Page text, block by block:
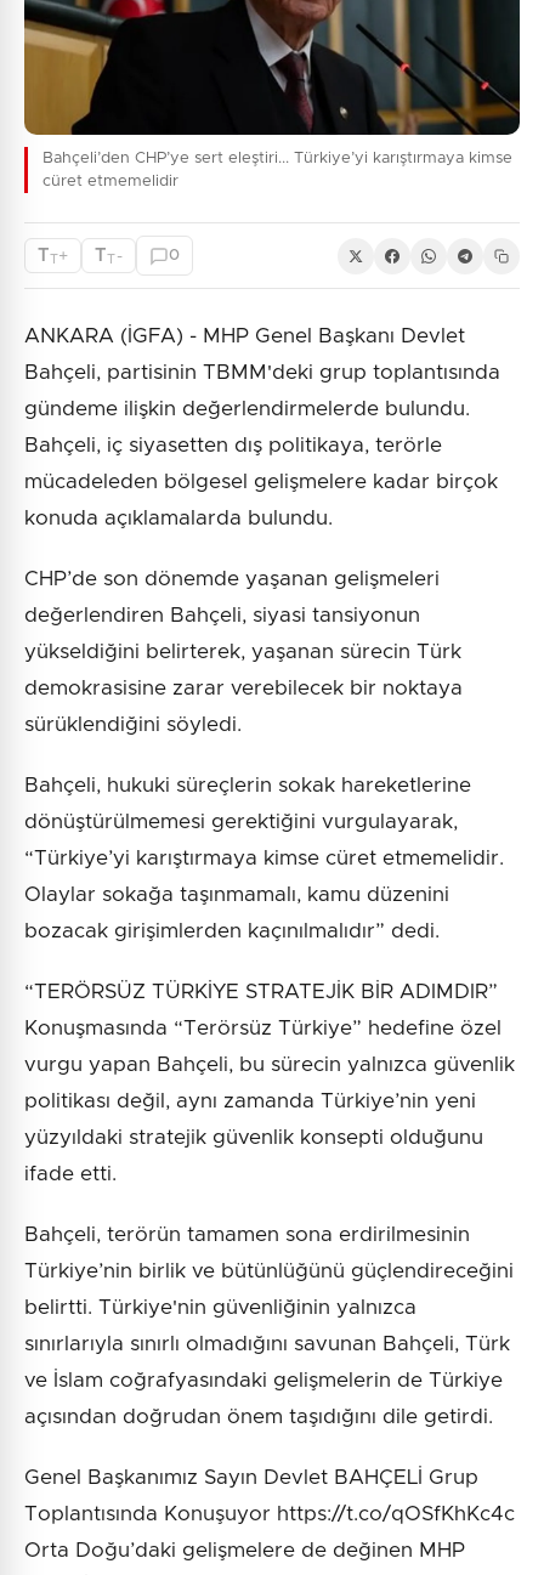
Bahçeli’den CHP’ye sert eleştiri... Türkiye’yi karıştırmaya kimse
cüret etmemelidir
TT+ TT - 0
ANKARA (İGFA) - MHP Genel Başkanı Devlet
Bahçeli, partisinin TBMM'deki grup toplantısında
gündeme ilişkin değerlendirmelerde bulundu.
Bahçeli, iç siyasetten dış politikaya, terörle
mücadeleden bölgesel gelişmelere kadar birçok
konuda açıklamalarda bulundu.
CHP’de son dönemde yaşanan gelişmeleri
değerlendiren Bahçeli, siyasi tansiyonun
yükseldiğini belirterek, yaşanan sürecin Türk
demokrasisine zarar verebilecek bir noktaya
sürüklendiğini söyledi.
Bahçeli, hukuki süreçlerin sokak hareketlerine
dönüştürülmemesi gerektiğini vurgulayarak,
“Türkiye’yi karıştırmaya kimse cüret etmemelidir.
Olaylar sokağa taşınmamalı, kamu düzenini
bozacak girişimlerden kaçınılmalıdır” dedi.
“TERÖRSÜZ TÜRKİYE STRATEJİK BİR ADIMDIR”
Konuşmasında “Terörsüz Türkiye” hedefine özel
vurgu yapan Bahçeli, bu sürecin yalnızca güvenlik
politikası değil, aynı zamanda Türkiye’nin yeni
yüzyıldaki stratejik güvenlik konsepti olduğunu
ifade etti.
Bahçeli, terörün tamamen sona erdirilmesinin
Türkiye’nin birlik ve bütünlüğünü güçlendireceğini
belirtti. Türkiye'nin güvenliğinin yalnızca
sınırlarıyla sınırlı olmadığını savunan Bahçeli, Türk
ve İslam coğrafyasındaki gelişmelerin de Türkiye
açısından doğrudan önem taşıdığını dile getirdi.
Genel Başkanımız Sayın Devlet BAHÇELİ Grup
Toplantısında Konuşuyor https://t.co/qOSfKhKc4c
Orta Doğu’daki gelişmelere de değinen MHP